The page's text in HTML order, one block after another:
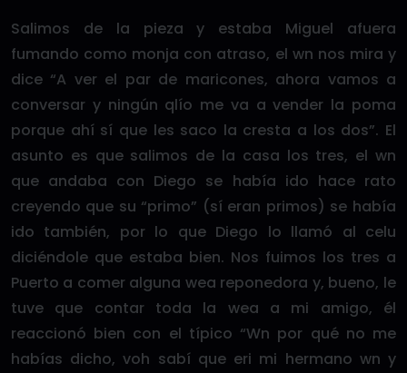
Salimos de la pieza y estaba Miguel afuera
fumando como monja con atraso, el wn nos mira y
dice “A ver el par de maricones, ahora vamos a
conversar y ningún qlío me va a vender la poma
porque ahí sí que les saco la cresta a los dos”. El
asunto es que salimos de la casa los tres, el wn
que andaba con Diego se había ido hace rato
creyendo que su “primo” (sí eran primos) se había
ido también, por lo que Diego lo llamó al celu
diciéndole que estaba bien. Nos fuimos los tres a
Puerto a comer alguna wea reponedora y, bueno, le
tuve que contar toda la wea a mi amigo, él
reaccionó bien con el típico “Wn por qué no me
habías dicho, voh sabí que eri mi hermano wn y